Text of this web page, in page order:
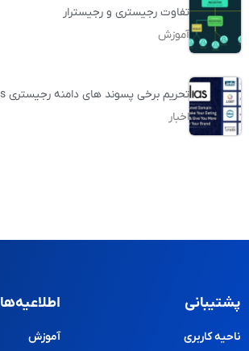
تفاوت رجیستری و رجیسترار
آموزش
تحریم برخی پسوند های دامنه رجیستری Afilias
اخبار
پشتیبانی
ناحیه کاربری
اطلاعیه‌ها
آموزش